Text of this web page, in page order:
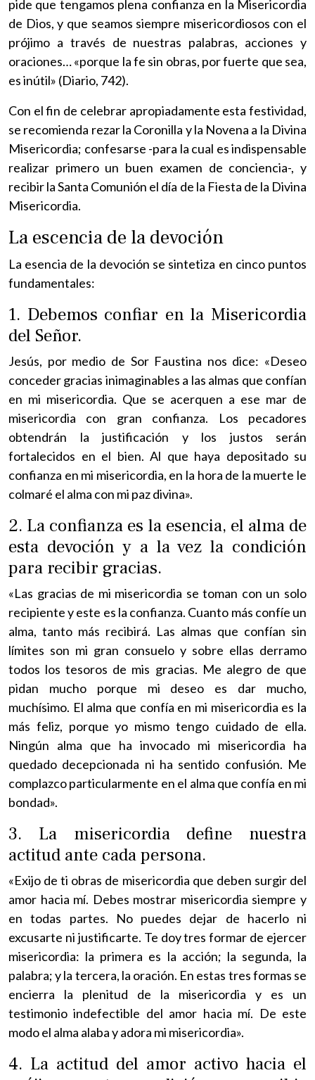
pide que tengamos plena confianza en la Misericordia
de Dios, y que seamos siempre misericordiosos con el
prójimo a través de nuestras palabras, acciones y
oraciones… «porque la fe sin obras, por fuerte que sea,
es inútil» (Diario, 742).
Con el fin de celebrar apropiadamente esta festividad,
se recomienda rezar la Coronilla y la Novena a la Divina
Misericordia; confesarse -para la cual es indispensable
realizar primero un buen examen de conciencia-, y
recibir la Santa Comunión el día de la Fiesta de la Divina
Misericordia.
La escencia de la devoción
La esencia de la devoción se sintetiza en cinco puntos
fundamentales:
1. Debemos confiar en la Misericordia
del Señor.
Jesús, por medio de Sor Faustina nos dice: «Deseo
conceder gracias inimaginables a las almas que confían
en mi misericordia. Que se acerquen a ese mar de
misericordia con gran confianza. Los pecadores
obtendrán la justificación y los justos serán
fortalecidos en el bien. Al que haya depositado su
confianza en mi misericordia, en la hora de la muerte le
colmaré el alma con mi paz divina».
2. La confianza es la esencia, el alma de
esta devoción y a la vez la condición
para recibir gracias.
«Las gracias de mi misericordia se toman con un solo
recipiente y este es la confianza. Cuanto más confíe un
alma, tanto más recibirá. Las almas que confían sin
límites son mi gran consuelo y sobre ellas derramo
todos los tesoros de mis gracias. Me alegro de que
pidan mucho porque mi deseo es dar mucho,
muchísimo. El alma que confía en mi misericordia es la
más feliz, porque yo mismo tengo cuidado de ella.
Ningún alma que ha invocado mi misericordia ha
quedado decepcionada ni ha sentido confusión. Me
complazco particularmente en el alma que confía en mi
bondad».
3. La misericordia define nuestra
actitud ante cada persona.
«Exijo de ti obras de misericordia que deben surgir del
amor hacia mí. Debes mostrar misericordia siempre y
en todas partes. No puedes dejar de hacerlo ni
excusarte ni justificarte. Te doy tres formar de ejercer
misericordia: la primera es la acción; la segunda, la
palabra; y la tercera, la oración. En estas tres formas se
encierra la plenitud de la misericordia y es un
testimonio indefectible del amor hacia mí. De este
modo el alma alaba y adora mi misericordia».
4. La actitud del amor activo hacia el